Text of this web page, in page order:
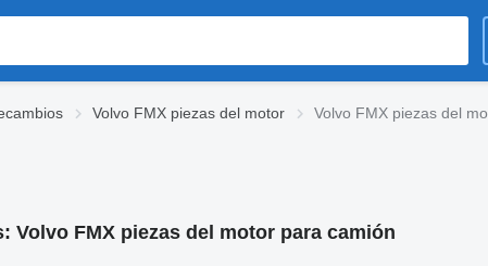
Volvo FMX piezas del motor Volvo FMX piezas del
Volvo FMX piezas del motor para camión